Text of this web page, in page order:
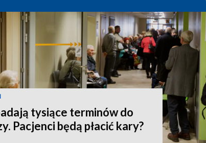
tysiące terminów do
Pacjenci będą płacić kary?